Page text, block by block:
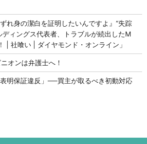
れ身の潔白を証明したいんですよ』“失踪
ディングス代表者、トラブルが続出したM
| 社喰い | ダイヤモンド・オンライン」
オンは弁護士へ！
明保証違反」──買主が取るべき初動対応
回の法律相談無料です。